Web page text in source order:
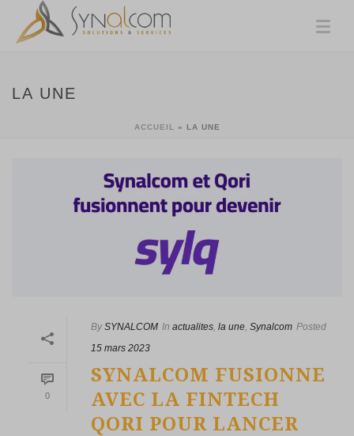
LA UNE
ACCUEIL » LA UNE
0
By SYNALCOM In actualites, la une, Synalcom Posted
15 mars 2023
SYNALCOM FUSIONNE
AVEC LA FINTECH
QORI POUR LANCER